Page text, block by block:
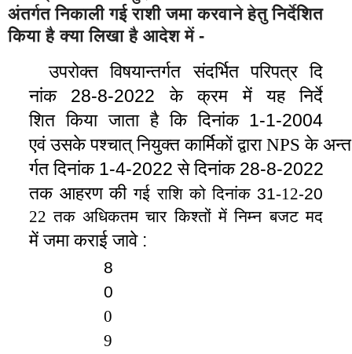
अंतर्गत निकाली गई राशी जमा करवाने हेतु निर्देशित
किया है क्या लिखा है आदेश में -
उपरोक्त विषयान्तर्गत संदर्भित परिपत्र दि
नांक 28-8-2022 के क्रम में यह निर्दे
शित किया जाता है कि दिनांक 1-1-2004
एवं उसके पश्चात् नियुक्त कार्मिकों द्वारा NPS के अन्त
र्गत दिनांक 1-4-2022 से दिनांक 28-8-2022
तक आहरण की गई राशि को दिनांक 31-12-20
22 तक अधिकतम चार किश्तों में निम्न बजट मद
में जमा कराई जावे :
8
0
0
9